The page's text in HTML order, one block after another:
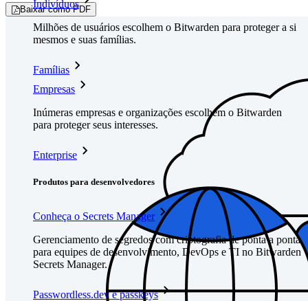
Indivíduos
Milhões de usuários escolhem o Bitwarden para proteger a si
mesmos e suas famílias.
Famílias
Empresas
Inúmeras empresas e organizações escolhem o Bitwarden
para proteger seus interesses.
Enterprise
Produtos para desenvolvedores
Conheça o Secrets Manager
Gerenciamento de segredos com criptografia de ponta a ponta
para equipes de desenvolvimento, DevOps e TI no Bitwarden
Secrets Manager.
Passwordless.dev e passkeys
Baixar como PDF